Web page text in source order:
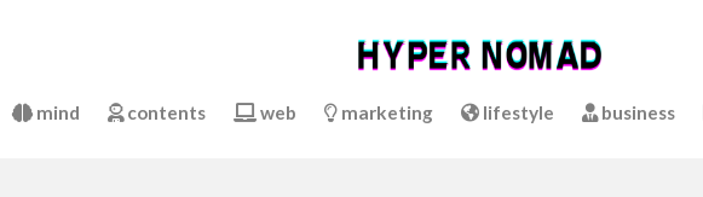
mind contents web marketing lifestyle business